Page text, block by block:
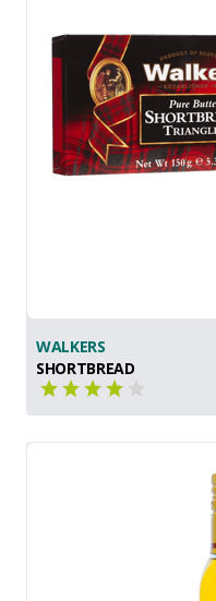
WALKERS
SHORTBREAD